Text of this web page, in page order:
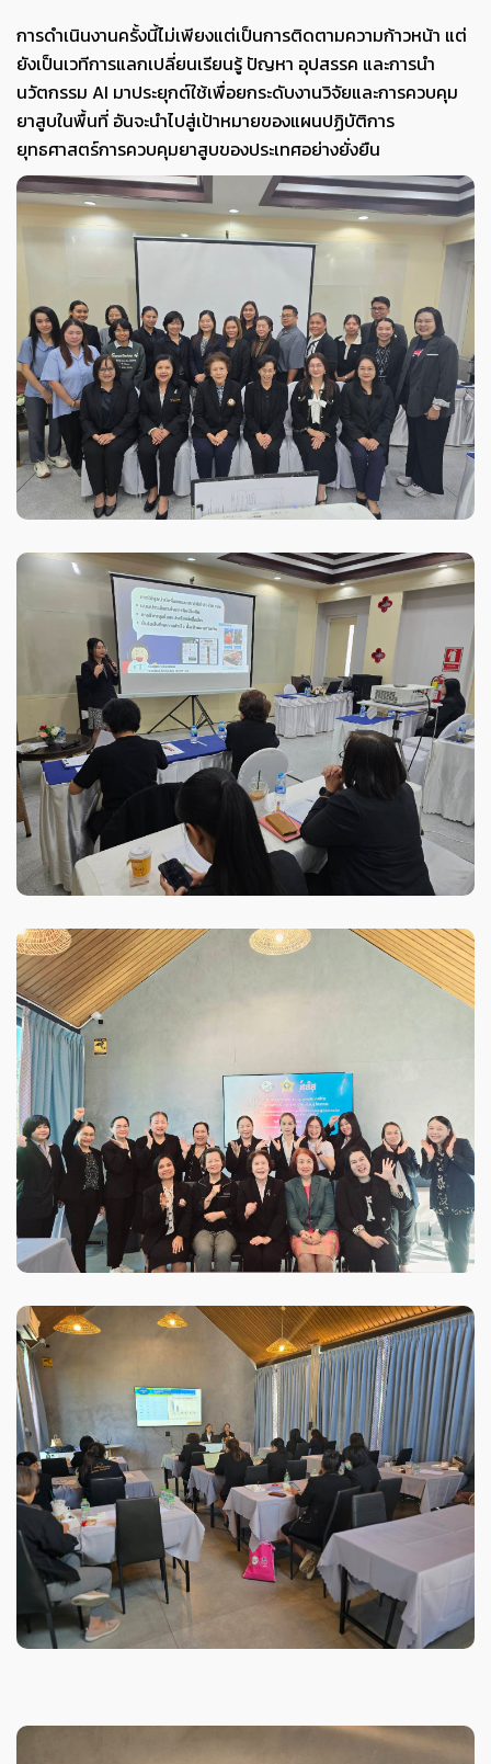
การดำเนินงานครั้งนี้ไม่เพียงแต่เป็นการติดตามความก้าวหน้า แต่
ยังเป็นเวทีการแลกเปลี่ยนเรียนรู้ ปัญหา อุปสรรค และการนำ
นวัตกรรม AI มาประยุกต์ใช้เพื่อยกระดับงานวิจัยและการควบคุม
ยาสูบในพื้นที่ อันจะนำไปสู่เป้าหมายของแผนปฏิบัติการ
ยุทธศาสตร์การควบคุมยาสูบของประเทศอย่างยั่งยืน